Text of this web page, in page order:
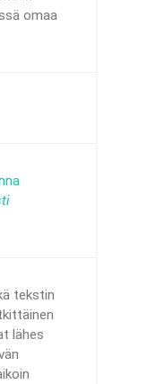
omaa
tekstin
lähes